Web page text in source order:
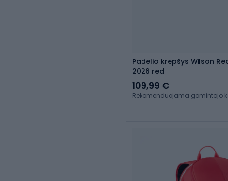
Padelio krepšys Wilson
2026 red
109,99 €
Rekomenduojama gamintojo